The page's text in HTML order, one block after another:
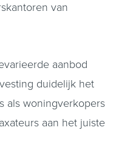
van
aanbod
duidelijk het
als woningverkopers
aan het juiste